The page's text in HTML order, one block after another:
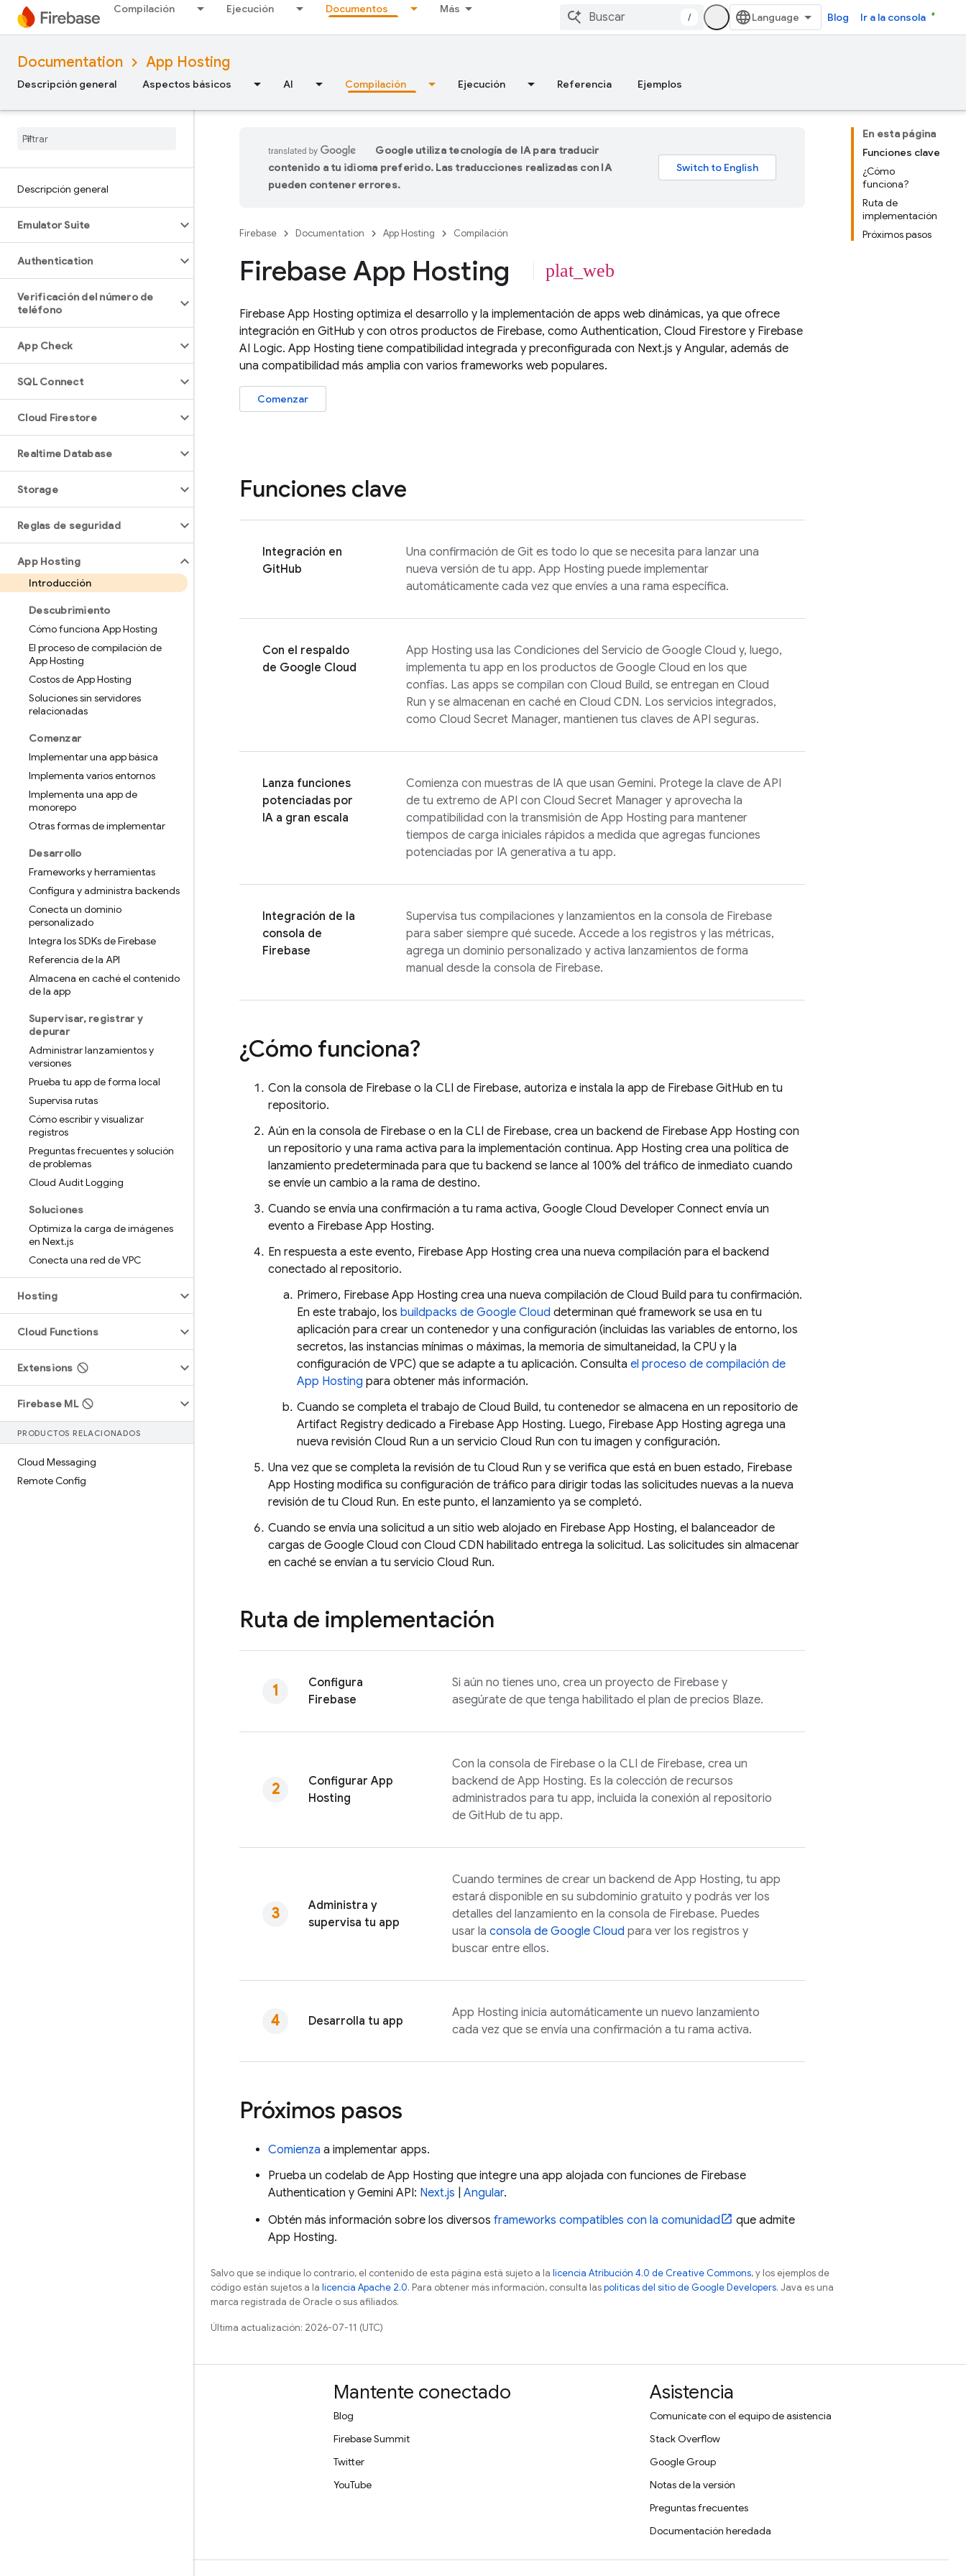
Compilación Ejecución Documentos Más
/ Blog Ir a la consola
Documentation App Hosting
Descripción general Aspectos básicos AI Compilación Ejecución Referencia Ejemplos
Descripción general
Emulator Suite
Authentication
Verificación del número de
teléfono
App Check
SQL Connect
Cloud Firestore
Realtime Database
Storage
Reglas de seguridad
App Hosting
Introducción
Descubrimiento
Cómo funciona App Hosting
El proceso de compilación de
App Hosting
Costos de App Hosting
Soluciones sin servidores
relacionadas
Comenzar
Implementar una app básica
Implementa varios entornos
Implementa una app de
monorepo
Otras formas de implementar
Desarrollo
Frameworks y herramientas
Configura y administra backends
Conecta un dominio
personalizado
Integra los SDKs de Firebase
Referencia de la API
Almacena en caché el contenido
de la app
Supervisar,registrar y
depurar
Administrar lanzamientos y
versiones
Prueba tu app de forma local
Supervisa rutas
Cómo escribir y visualizar
registros
Preguntas frecuentes y solución
de problemas
Cloud Audit Logging
Soluciones
Optimiza la carga de imágenes
en Next.js
Conecta una red de VPC
Hosting
Cloud Functions
Extensions
Firebase ML
PRODUCTOS RELACIONADOS
Cloud Messaging
Remote Config
En esta página
Funciones clave
¿Cómo
funciona?
Ruta de
implementación
Próximos pasos
Google utiliza tecnología de IA para traducir
contenido a tu idioma preferido. Las traducciones realizadas con IA
pueden contener errores.
Firebase Documentation App Hosting Compilación
Firebase App Hosting plat_web
Firebase App Hosting optimiza el desarrollo y la implementación de apps web dinámicas, ya que ofrece
integración en GitHub y con otros productos de Firebase, como Authentication, Cloud Firestore y Firebase
AI Logic. App Hosting tiene compatibilidad integrada y preconfigurada con Next.js y Angular, además de
una compatibilidad más amplia con varios frameworks web populares.
Comenzar
Funciones clave
Integración en
GitHub
Una confirmación de Git es todo lo que se necesita para lanzar una
nueva versión de tu app. App Hosting puede implementar
automáticamente cada vez que envíes a una rama específica.
Con el respaldo
de Google Cloud
App Hosting usa las Condiciones del Servicio de Google Cloud y, luego,
implementa tu app en los productos de Google Cloud en los que
confías. Las apps se compilan con Cloud Build, se entregan en Cloud
Run y se almacenan en caché en Cloud CDN. Los servicios integrados,
como Cloud Secret Manager, mantienen tus claves de API seguras.
Lanza funciones
potenciadas por
IA a gran escala
Comienza con muestras de IA que usan Gemini. Protege la clave de API
de tu extremo de API con Cloud Secret Manager y aprovecha la
compatibilidad con la transmisión de App Hosting para mantener
tiempos de carga iniciales rápidos a medida que agregas funciones
potenciadas por IA generativa a tu app.
Integración de la
consola de
Firebase
Supervisa tus compilaciones y lanzamientos en la consola de Firebase
para saber siempre qué sucede. Accede a los registros y las métricas,
agrega un dominio personalizado y activa lanzamientos de forma
manual desde la consola de Firebase.
¿Cómo funciona?
Con la consola de Firebase o la CLI de Firebase, autoriza e instala la app de Firebase GitHub en tu
repositorio.
Aún en la consola de Firebase o en la CLI de Firebase, crea un backend de Firebase App Hosting con
un repositorio y una rama activa para la implementación continua. App Hosting crea una política de
lanzamiento predeterminada para que tu backend se lance al 100% del tráfico de inmediato cuando
se envíe un cambio a la rama de destino.
Cuando se envía una confirmación a tu rama activa, Google Cloud Developer Connect envía un
evento a Firebase App Hosting.
En respuesta a este evento, Firebase App Hosting crea una nueva compilación para el backend
conectado al repositorio.
Primero, Firebase App Hosting crea una nueva compilación de Cloud Build para tu confirmación.
En este trabajo, los buildpacks de Google Cloud determinan qué framework se usa en tu
aplicación para crear un contenedor y una configuración (incluidas las variables de entorno, los
secretos, las instancias mínimas o máximas, la memoria de simultaneidad, la CPU y la
configuración de VPC) que se adapte a tu aplicación. Consulta el proceso de compilación de
App Hosting para obtener más información.
Cuando se completa el trabajo de Cloud Build, tu contenedor se almacena en un repositorio de
Artifact Registry dedicado a Firebase App Hosting. Luego, Firebase App Hosting agrega una
nueva revisión Cloud Run a un servicio Cloud Run con tu imagen y configuración.
Una vez que se completa la revisión de tu Cloud Run y se verifica que está en buen estado, Firebase
App Hosting modifica su configuración de tráfico para dirigir todas las solicitudes nuevas a la nueva
revisión de tu Cloud Run. En este punto, el lanzamiento ya se completó.
Cuando se envía una solicitud a un sitio web alojado en Firebase App Hosting, el balanceador de
cargas de Google Cloud con Cloud CDN habilitado entrega la solicitud. Las solicitudes sin almacenar
en caché se envían a tu servicio Cloud Run.
Ruta de implementación
Configura
Firebase
Si aún no tienes uno, crea un proyecto de Firebase y
asegúrate de que tenga habilitado el plan de precios Blaze.
Configurar App
Hosting
Con la consola de Firebase o la CLI de Firebase, crea un
backend de App Hosting. Es la colección de recursos
administrados para tu app, incluida la conexión al repositorio
de GitHub de tu app.
Administra y
supervisa tu app
Cuando termines de crear un backend de App Hosting, tu app
estará disponible en su subdominio gratuito y podrás ver los
detalles del lanzamiento en la consola de Firebase. Puedes
usar la consola de Google Cloud para ver los registros y
buscar entre ellos.
Desarrolla tu app
App Hosting inicia automáticamente un nuevo lanzamiento
cada vez que se envía una confirmación a tu rama activa.
Próximos pasos
Comienza a implementar apps.
Prueba un codelab de App Hosting que integre una app alojada con funciones de Firebase
Authentication y Gemini API: Next.js Angular.
Obtén más información sobre los diversos frameworks compatibles con la comunidad
que admite
App Hosting.
Salvo que se indique lo contrario, el contenido de esta página está sujeto a la licencia Atribución 4.0 de Creative Commons, y los ejemplos de
código están sujetos a la licencia Apache 2.0. Para obtener más información, consulta laspolíticas del sitio de Google Developers. Java es una
marca registrada de Oracle o sus afiliados.
Última actualización: 2026-07-11 (UTC)
Mantente conectado
Blog
Firebase Summit
Twitter
YouTube
Asistencia
Comunícate con el equipo de asistencia
Stack Overflow
Google Group
Notas de la versión
Preguntas frecuentes
Documentación heredada